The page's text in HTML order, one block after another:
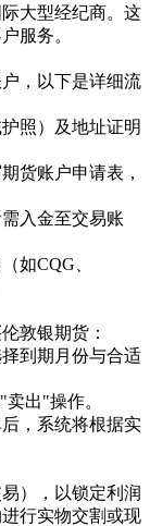
大型经纪商。这
服务。
，以下是详细流
照）及地址证明
货账户申请表，
入金至交易账
如CQG、
敦银期货：
到期月份与合适
出"操作。
，系统将根据实
），以锁定利润
行实物交割或现